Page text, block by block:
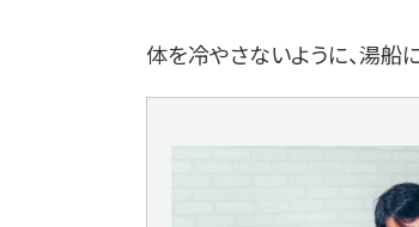
体を冷やさないように、湯船